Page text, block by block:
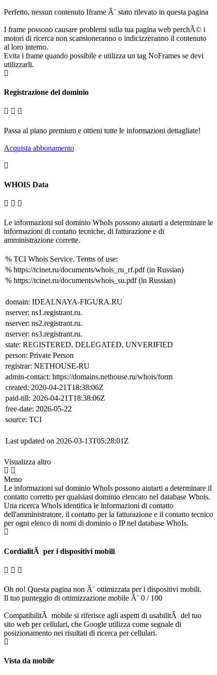
Perfetto, nessun contenuto Iframe Ã¨ stato rilevato in questa pagina
I frame possono causare problemi sulla tua pagina web perchÃ© i
motori di ricerca non scansioneranno o indicizzeranno il contenuto
al loro interno.
Evita i frame quando possibile e utilizza un tag NoFrames se devi
utilizzarli.
Registrazione del dominio
Passa al piano premium e ottieni tutte le informazioni dettagliate!
Acquista abbonamento
WHOIS Data
Le informazioni sul dominio WhoIs possono aiutarti a determinare le
informazioni di contatto tecniche, di fatturazione e di
amministrazione corrette.
% TCI Whois Service. Terms of use:
% https://tcinet.ru/documents/whois_ru_rf.pdf (in Russian)
% https://tcinet.ru/documents/whois_su.pdf (in Russian)
domain: IDEALNAYA-FIGURA.RU
nserver: ns1.registrant.ru.
nserver: ns2.registrant.ru.
nserver: ns3.registrant.ru.
state: REGISTERED, DELEGATED, UNVERIFIED
person: Private Person
registrar: NETHOUSE-RU
admin-contact: https://domains.nethouse.ru/whois/form
created: 2020-04-21T18:38:06Z
paid-till: 2026-04-21T18:38:06Z
free-date: 2026-05-22
source: TCI
Last updated on 2026-03-13T05:28:01Z
Visualizza altro
Meno
Le informazioni sul dominio WhoIs possono aiutarti a determinare il
contatto corretto per qualsiasi dominio elencato nel database Whois.
Una ricerca WhoIs identifica le informazioni di contatto
dell'amministratore, il contatto per la fatturazione e il contatto tecnico
per ogni elenco di nomi di dominio o IP nel database WhoIs.
CordialitÃ per i dispositivi mobili
Oh no! Questa pagina non Ã¨ ottimizzata per i dispositivi mobili.
Il tuo punteggio di ottimizzazione mobile Ã¨ 0 / 100
CompatibilitÃ mobile si riferisce agli aspetti di usabilitÃ del tuo
sito web per cellulari, che Google utilizza come segnale di
posizionamento nei risultati di ricerca per cellulari.
Vista da mobile